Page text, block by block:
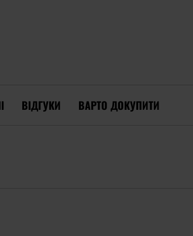
ВІДГУКИ ВАРТО ДОКУПИТИ